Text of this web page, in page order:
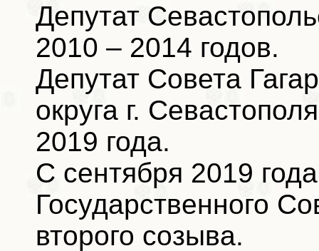
Депутат
2010 – 2014 годов.
Депутат Совета
округа г.
2019 года.
С сентября 2019
Государственного
второго созыва.